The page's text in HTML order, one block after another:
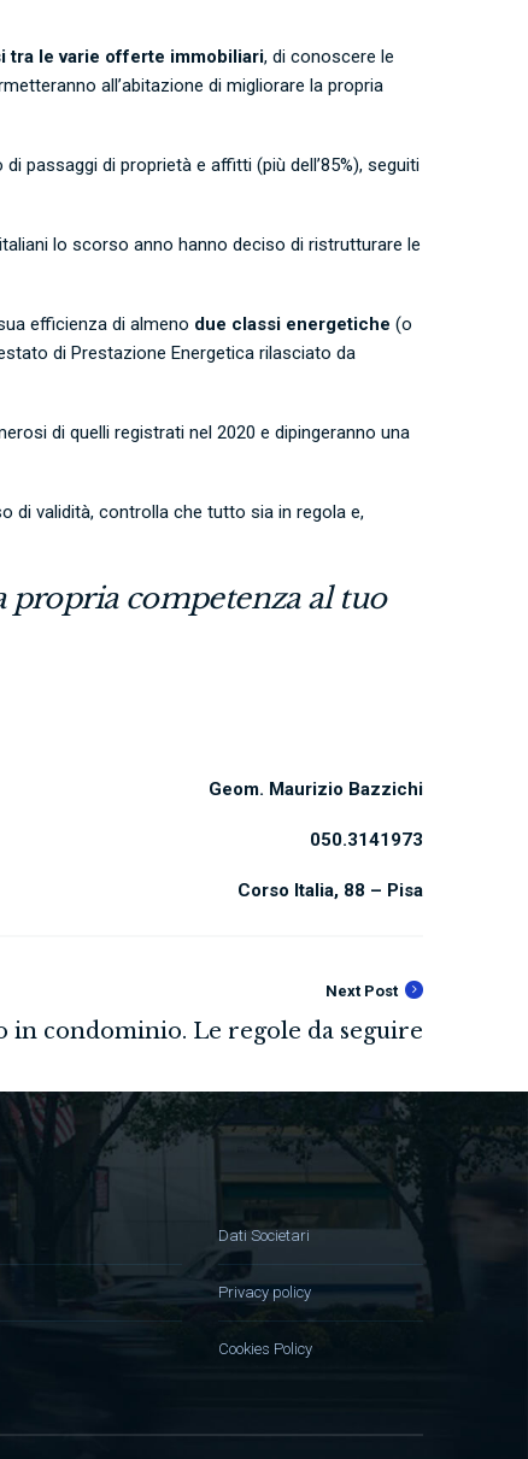
tra le varie offerte immobiliari, di conoscere le
all’abitazione di migliorare la propria
passaggi di proprietà e affitti (più dell’85%), seguiti
lo scorso anno hanno deciso di ristrutturare le
efficienza di almeno due classi energetiche (o
di Prestazione Energetica rilasciato da
di quelli registrati nel 2020 e dipingeranno una
di validità, controlla che tutto sia in regola e,
competenza al tuo
Geom. Maurizio Bazzichi
050.3141973
Corso Italia, 88 – Pisa
Next Post
Dati Societari
Privacy policy
Cookies Policy